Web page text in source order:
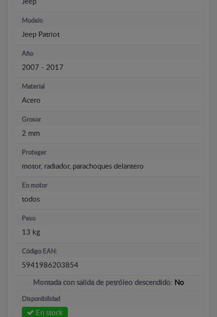
Jeep
Modelo
Jeep Patriot
Año
2007 - 2017
Material
Acero
Grosor
2 mm
Proteger
motor, radiador, parachoques delantero
En motor
todos
Peso
13 kg
Código EAN:
5941986203854
Montada con salida de petróleo descendido: No
Disponibilidad
En stock